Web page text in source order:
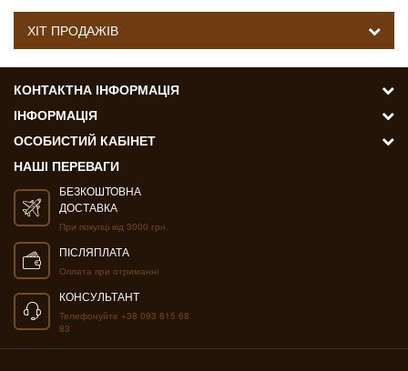
ХІТ ПРОДАЖІВ
КОНТАКТНА ІНФОРМАЦІЯ
ІНФОРМАЦІЯ
ОСОБИСТИЙ КАБІНЕТ
НАШІ ПЕРЕВАГИ
БЕЗКОШТОВНА
ДОСТАВКА
При покупці від 3000 грн.
ПІСЛЯПЛАТА
Оплата при отриманні
КОНСУЛЬТАНТ
Телефонуйте +38 093 815 68
83